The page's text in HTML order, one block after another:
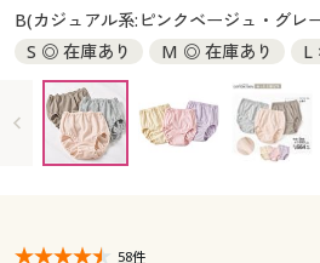
大きいサイズ 事務・制服
カタログ・チラシからのご注文
デジタルカタログ
カタログ無料プレゼント
カタログ無料プレゼント
会員メニュー
閲覧履歴
B(カジュアル系:ピンクベージュ・グレ
S ◎ 在庫あり
M ◎ 在庫あり L
3L × 完売
58件